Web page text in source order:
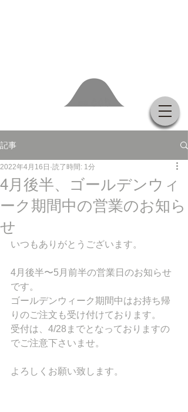
記事
4月後半、ゴールデンウィ
ーク期間中の営業のお知ら
せ
2022年4月16日 読了時間: 1分
いつもありがとうございます。
4月後半〜5月前半の営業日のお知らせ
です。
ゴールデンウィーク期間中はお持ち帰
りのご注文も受け付けております。
受付は、4/28までとなっておりますの
でご注意下さいませ。
よろしくお願い致します。